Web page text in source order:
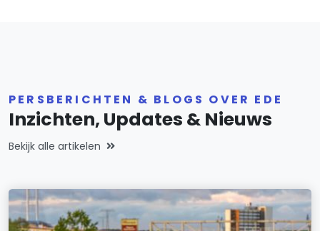
PERSBERICHTEN & BLOGS OVER EDE
Inzichten, Updates & Nieuws
Bekijk alle artikelen